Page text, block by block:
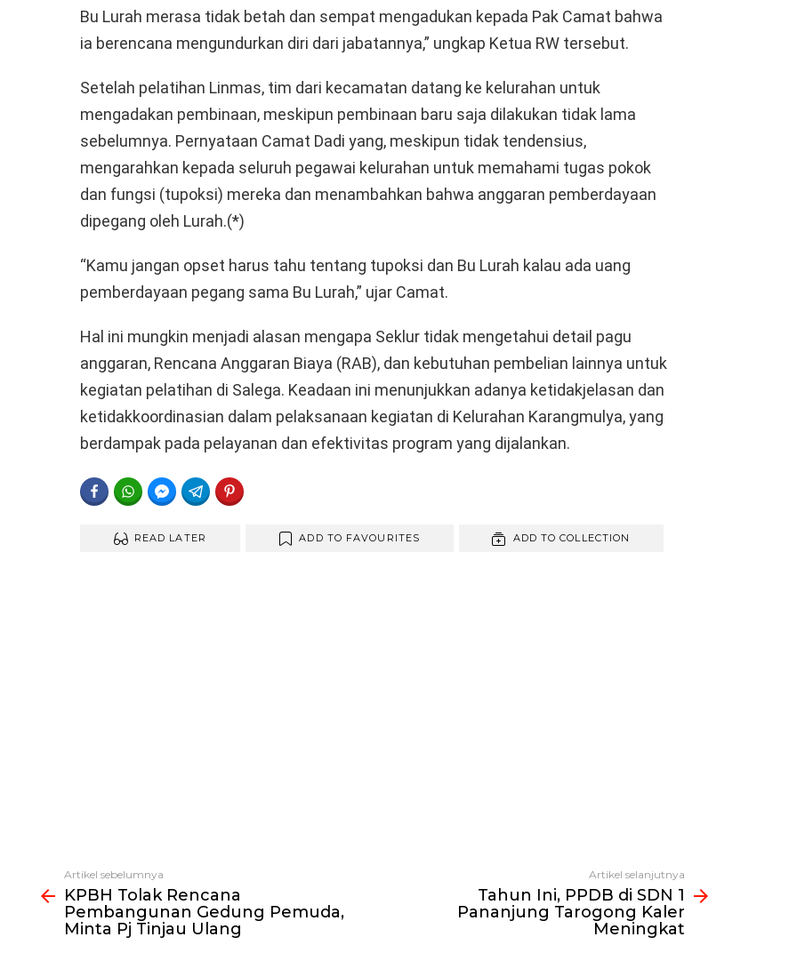
Bu Lurah merasa tidak betah dan sempat mengadukan kepada Pak Camat bahwa
ia berencana mengundurkan diri dari jabatannya,” ungkap Ketua RW tersebut.
Setelah pelatihan Linmas, tim dari kecamatan datang ke kelurahan untuk
mengadakan pembinaan, meskipun pembinaan baru saja dilakukan tidak lama
sebelumnya. Pernyataan Camat Dadi yang, meskipun tidak tendensius,
mengarahkan kepada seluruh pegawai kelurahan untuk memahami tugas pokok
dan fungsi (tupoksi) mereka dan menambahkan bahwa anggaran pemberdayaan
dipegang oleh Lurah.(*)
“Kamu jangan opset harus tahu tentang tupoksi dan Bu Lurah kalau ada uang
pemberdayaan pegang sama Bu Lurah,” ujar Camat.
Hal ini mungkin menjadi alasan mengapa Seklur tidak mengetahui detail pagu
anggaran, Rencana Anggaran Biaya (RAB), dan kebutuhan pembelian lainnya untuk
kegiatan pelatihan di Salega. Keadaan ini menunjukkan adanya ketidakjelasan dan
ketidakkoordinasian dalam pelaksanaan kegiatan di Kelurahan Karangmulya, yang
berdampak pada pelayanan dan efektivitas program yang dijalankan.
FACEBOOKWHATSAPPFACEBOOK MESSENGER
TELEGRAM
READ LATER ADD TO FAVOURITES ADD TO COLLECTION
Lihat
selengkapnya
Artikel sebelumnya
KPBH Tolak Rencana
Pembangunan Gedung Pemuda,
Minta Pj Tinjau Ulang
Artikel selanjutnya
Tahun Ini, PPDB di SDN 1
Pananjung Tarogong Kaler
Meningkat